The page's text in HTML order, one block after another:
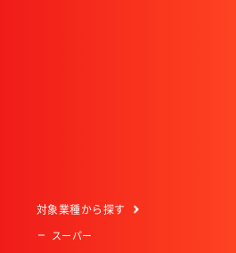
対象業種から探す
スーパー